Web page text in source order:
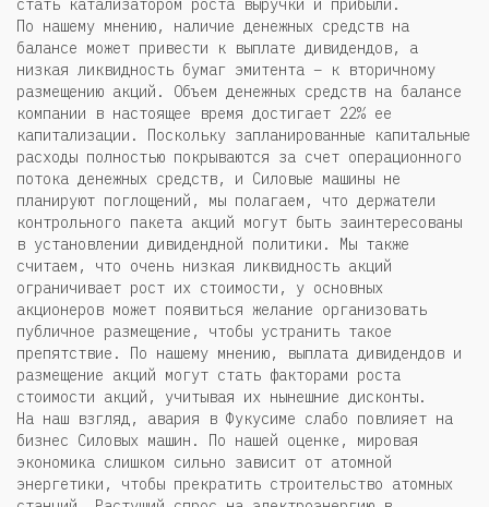
стать катализатором роста выручки и прибыли.
По нашему мнению, наличие денежных средств на
балансе может привести к выплате дивидендов, а
низкая ликвидность бумаг эмитента – к вторичному
размещению акций. Объем денежных средств на балансе
компании в настоящее время достигает 22% ее
капитализации. Поскольку запланированные капитальные
расходы полностью покрываются за счет операционного
потока денежных средств, и Силовые машины не
планируют поглощений, мы полагаем, что держатели
контрольного пакета акций могут быть заинтересованы
в установлении дивидендной политики. Мы также
считаем, что очень низкая ликвидность акций
ограничивает рост их стоимости, у основных
акционеров может появиться желание организовать
публичное размещение, чтобы устранить такое
препятствие. По нашему мнению, выплата дивидендов и
размещение акций могут стать факторами роста
стоимости акций, учитывая их нынешние дисконты.
На наш взгляд, авария в Фукусиме слабо повлияет на
бизнес Силовых машин. По нашей оценке, мировая
экономика слишком сильно зависит от атомной
энергетики, чтобы прекратить строительство атомных